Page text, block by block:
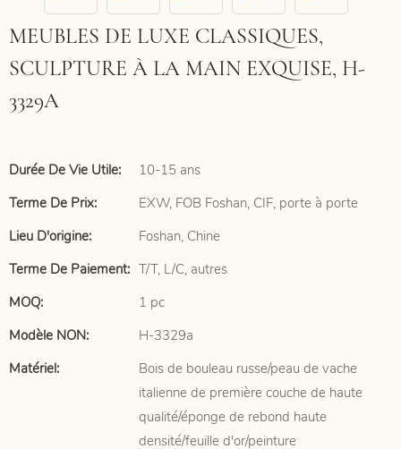
MEUBLES DE LUXE CLASSIQUES,
SCULPTURE À LA MAIN EXQUISE, H-
3329A
Durée De Vie Utile:
10-15 ans
Terme De Prix:
EXW, FOB Foshan, CIF, porte à porte
Lieu D'origine:
Foshan, Chine
Terme De Paiement: T/T, L/C, autres
MOQ:
1 pc
Modèle NON:
H-3329a
Matériel:
Bois de bouleau russe/peau de vache
italienne de première couche de haute
qualité/éponge de rebond haute
densité/feuille d'or/peinture